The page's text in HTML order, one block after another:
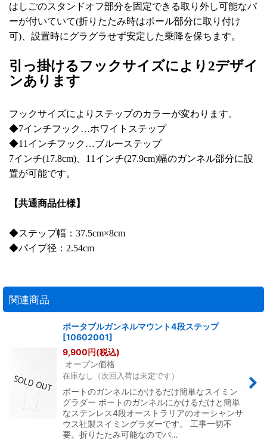
はしごのスタンドオフ部分を固定できる取り外し可能なバ
ーが付いていて(折りたたみ時はポール部分に取り付け
可)、設置時にグラグラせず安定した乗降を保ちます。
引っ掛けるフックサイズにより2デザイ
ンあります
フックサイズによりステップのカラーが変わります。
◆7インチフック…ホワイトステップ
◆11インチフック…ブルーステップ
7インチ(17.8cm)、11インチ(27.9cm)幅のガンネル部分に設
置が可能です。
【共通商品仕様】
◆ステップ幅：37.5cm×8cm
◆パイプ径：2.54cm
関連商品
ポータブルガンネルマウント4段ステップ
[10602001]
9,900円(税込)
オープン価格
在庫なし（次回入荷は未定です）
ボートのガンネルにかけるだけ簡単なスイミン
グラダー ボートのガンネルにかけるだけと簡単
なステンレス4段オーストラリアのオーシャンサ
ウス社製スイミングラダーです。 工事一切不
要。折りたたみ可能なのでバ…